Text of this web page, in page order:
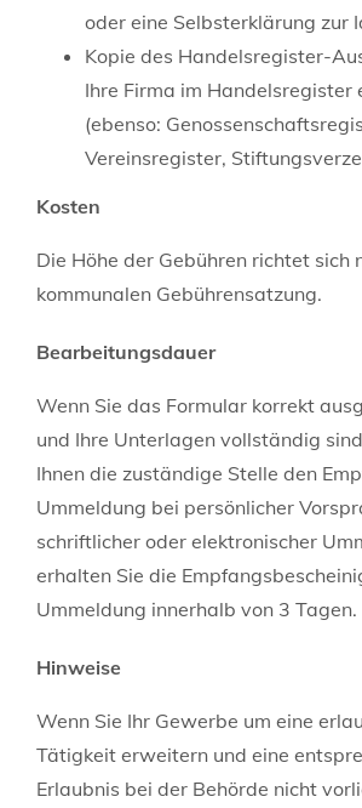
oder eine Selbsterklärung zur
Kopie des Handelsregister-
Ihre Firma im Handelsregister
(ebenso:
Vereinsregister,
Kosten
Die Höhe der Gebühren richtet sich
kommunalen Gebührensatzung.
Bearbeitungsdauer
Wenn Sie das Formular korrekt
und Ihre Unterlagen vollständig
Ihnen die zuständige Stelle den
Ummeldung bei persönlicher
schriftlicher oder elektronischer
erhalten Sie die
Ummeldung innerhalb von 3 Tagen.
Hinweise
Wenn Sie Ihr Gewerbe um eine
Tätigkeit erweitern und eine
Erlaubnis bei der Behörde nicht